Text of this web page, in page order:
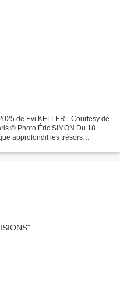
de Evi KELLER - Courtesy de
© Photo Éric SIMON Du 18
approfondit les trésors